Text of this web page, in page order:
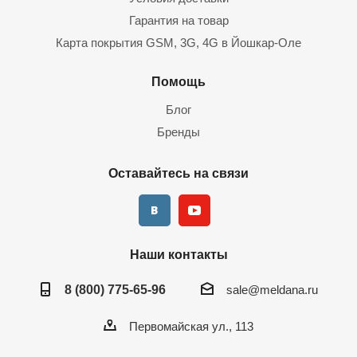
планируется ли запись звука;
требуемый формат записи: наличие/отсутствие
какой ПК будет к нему подключен;
объем и срок хранения видеоархива.
условиям подключения и задачам, которые вы ставите перед
Несколько сотен моделей видеорегистраторов: 4, 8, 16, 32-
канальные, сетевые и гибридные, Dahua, Hikvision, Trassir,
Гарантия на товар
Карта покрытия GSM, 3G, 4G в Йошкар-Оле
Помощь
Блог
Бренды
Оставайтесь на связи
Наши контакты
8 (800) 775-65-96 sale@meldana.ru
Первомайская ул., 113